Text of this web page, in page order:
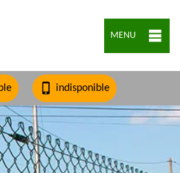
MENU
indisponible